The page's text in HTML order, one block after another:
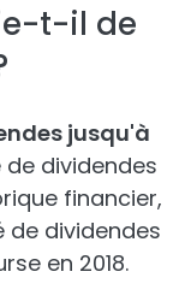
t-il de
jusqu'à
dividendes
financier,
de dividendes
en 2018.